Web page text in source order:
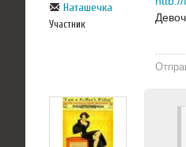
Наташечка
Участник